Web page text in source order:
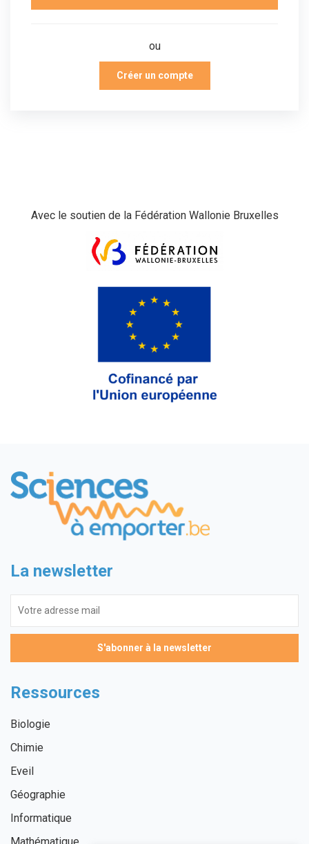
ou
Créer un compte
Avec le soutien de la Fédération Wallonie Bruxelles
La newsletter
Ressources
Biologie
Chimie
Eveil
Géographie
Informatique